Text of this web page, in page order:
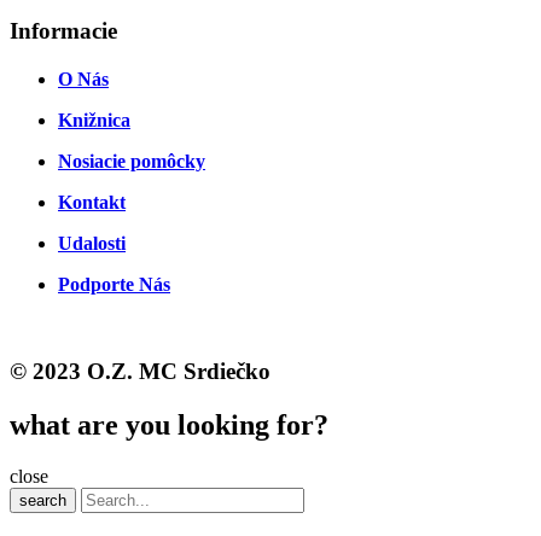
Informacie
O Nás
Knižnica
Nosiacie pomôcky
Kontakt
Udalosti
Podporte Nás
© 2023 O.Z. MC Srdiečko
what are you looking for?
close
search